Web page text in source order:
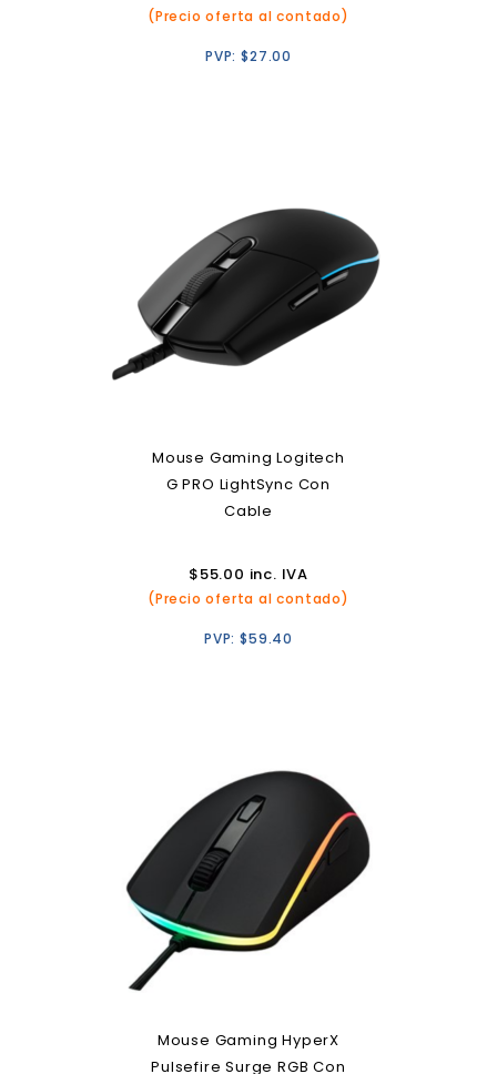
(Precio oferta al contado)
PVP:$27.00
Mouse Gaming Logitech
G PRO LightSync Con
Cable
$55.00 inc. IVA
(Precio oferta al contado)
PVP:$59.40
Mouse Gaming HyperX
Pulsefire Surge RGB Con